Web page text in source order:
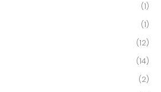
(1)
(1)
(12)
(14)
(2)